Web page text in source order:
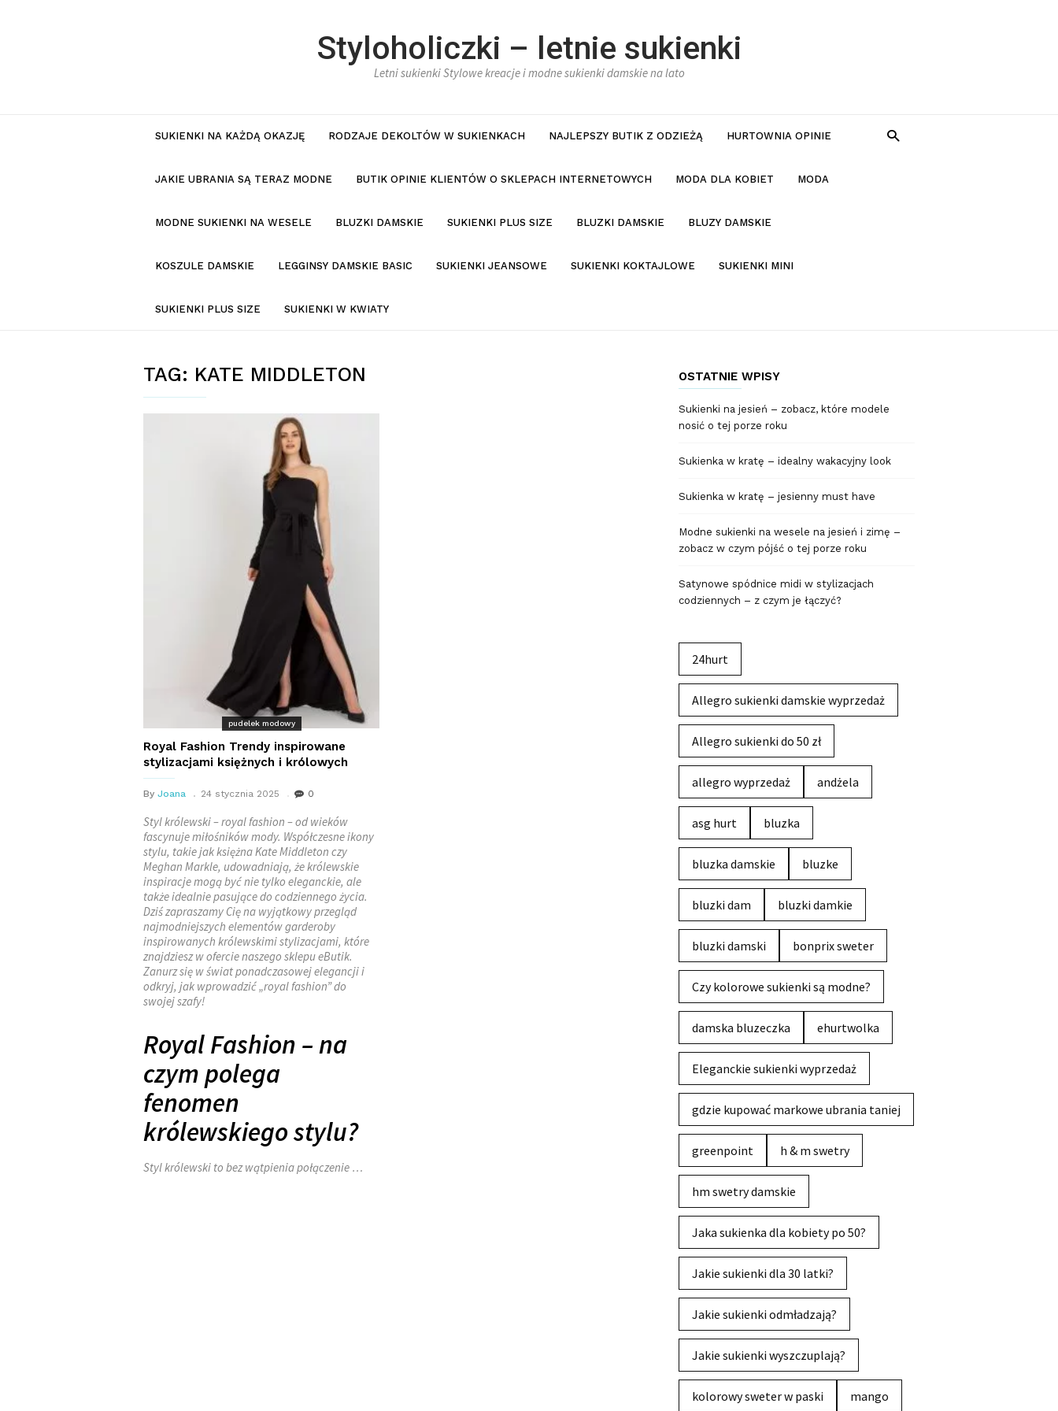
Styloholiczki – letnie sukienki
Letni sukienki Stylowe kreacje i modne sukienki damskie na lato
SUKIENKI NA KAŻDĄ OKAZJĘ RODZAJE DEKOLTÓW W SUKIENKACH NAJLEPSZY BUTIK Z ODZIEŻĄ HURTOWNIA OPINIE
JAKIE UBRANIA SĄ TERAZ MODNE BUTIK OPINIE KLIENTÓW O SKLEPACH INTERNETOWYCH MODA DLA KOBIET MODA
MODNE SUKIENKI NA WESELE BLUZKI DAMSKIE SUKIENKI PLUS SIZE BLUZKI DAMSKIE BLUZY DAMSKIE
KOSZULE DAMSKIE LEGGINSY DAMSKIE BASIC SUKIENKI JEANSOWE SUKIENKI KOKTAJLOWE SUKIENKI MINI
SUKIENKI PLUS SIZE SUKIENKI W KWIATY
TAG: KATE MIDDLETON
pudelek modowy
Royal Fashion Trendy inspirowane
stylizacjami księżnych i królowych
By Joana 24 stycznia 2025 0
Styl królewski – royal fashion – od wieków
fascynuje miłośników mody. Współczesne ikony
stylu, takie jak księżna Kate Middleton czy
Meghan Markle, udowadniają, że królewskie
inspiracje mogą być nie tylko eleganckie, ale
także idealnie pasujące do codziennego życia.
Dziś zapraszamy Cię na wyjątkowy przegląd
najmodniejszych elementów garderoby
inspirowanych królewskimi stylizacjami, które
znajdziesz w ofercie naszego sklepu eButik.
Zanurz się w świat ponadczasowej elegancji i
odkryj, jak wprowadzić „royal fashion” do
swojej szafy!
Royal Fashion – na
czym polega
fenomen
królewskiego stylu?
Styl królewski to bez wątpienia połączenie …
OSTATNIE WPISY
Sukienki na jesień – zobacz, które modele
nosić o tej porze roku
Sukienka w kratę – idealny wakacyjny look
Sukienka w kratę – jesienny must have
Modne sukienki na wesele na jesień i zimę –
zobacz w czym pójść o tej porze roku
Satynowe spódnice midi w stylizacjach
codziennych – z czym je łączyć?
24hurt
Allegro sukienki damskie wyprzedaż
Allegro sukienki do 50 zł
allegro wyprzedaż andżela
asg hurt bluzka
bluzka damskie bluzke
bluzki dam bluzki damkie
bluzki damski bonprix sweter
Czy kolorowe sukienki są modne?
damska bluzeczka ehurtwolka
Eleganckie sukienki wyprzedaż
gdzie kupować markowe ubrania taniej
greenpoint h & m swetry
hm swetry damskie
Jaka sukienka dla kobiety po 50?
Jakie sukienki dla 30 latki?
Jakie sukienki odmładzają?
Jakie sukienki wyszczuplają?
kolorowy sweter w paski mango